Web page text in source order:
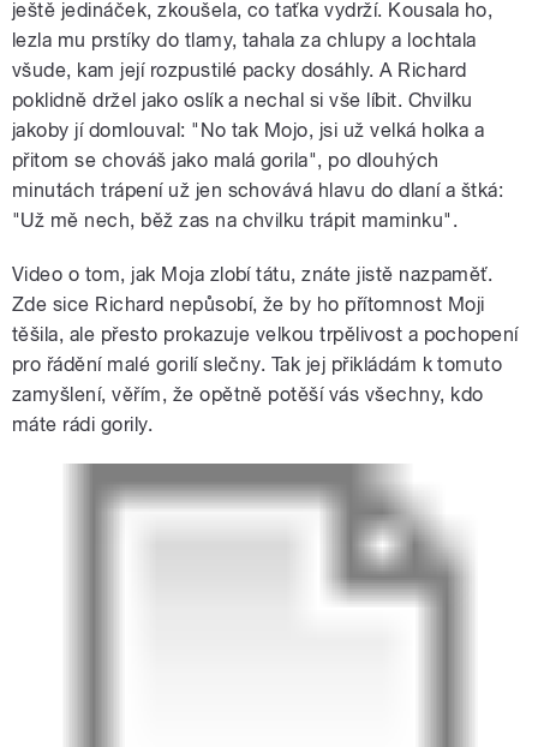
ještě jedináček, zkoušela, co taťka vydrží. Kousala ho,
lezla mu prstíky do tlamy, tahala za chlupy a lochtala
všude, kam její rozpustilé packy dosáhly. A Richard
poklidně držel jako oslík a nechal si vše líbit. Chvilku
jakoby jí domlouval: "No tak Mojo, jsi už velká holka a
přitom se chováš jako malá gorila", po dlouhých
minutách trápení už jen schovává hlavu do dlaní a štká:
"Už mě nech, běž zas na chvilku trápit maminku".
Video o tom, jak Moja zlobí tátu, znáte jistě nazpaměť.
Zde sice Richard nepůsobí, že by ho přítomnost Moji
těšila, ale přesto prokazuje velkou trpělivost a pochopení
pro řádění malé gorilí slečny. Tak jej přikládám k tomuto
zamyšlení, věřím, že opětně potěší vás všechny, kdo
máte rádi gorily.